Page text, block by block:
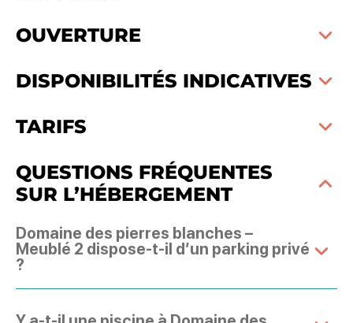
OUVERTURE
DISPONIBILITÉS INDICATIVES
TARIFS
QUESTIONS FRÉQUENTES
SUR L’HÉBERGEMENT
Domaine des pierres blanches –
Meublé 2 dispose-t-il d’un parking privé
?